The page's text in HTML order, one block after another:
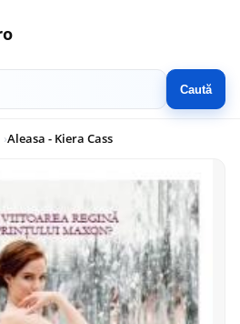
Caută
Aleasa - Kiera Cass